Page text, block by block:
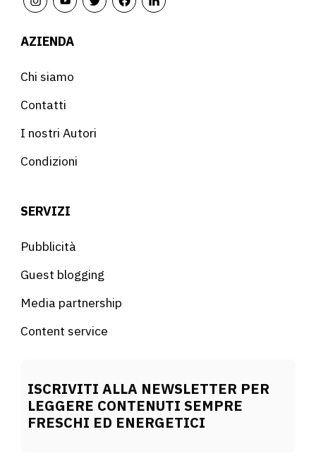
AZIENDA
Chi siamo
Contatti
I nostri Autori
Condizioni
SERVIZI
Pubblicità
Guest blogging
Media partnership
Content service
ISCRIVITI ALLA NEWSLETTER PER
LEGGERE CONTENUTI SEMPRE
FRESCHI ED ENERGETICI